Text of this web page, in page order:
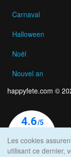
Carnaval
Halloween
Noël
Nouvel an
happyfete.com ©
Les cookies
utilisant ce dernier,